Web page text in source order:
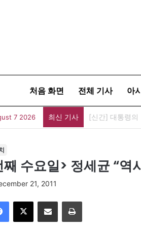
처음 화면 전체 기사 아
7 2026 최신 기사 세계 코리아타
째 수요일> 정세균 “역
21, 2011
이메일